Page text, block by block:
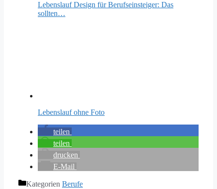
Lebenslauf Design für Berufseinsteiger: Das
sollten…
Lebenslauf ohne Foto
teilen
teilen
drucken
E-Mail
Kategorien Berufe